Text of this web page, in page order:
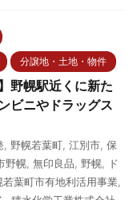
分譲地・土地・物件
野幌駅近くに新た
ビニやドラッグス
, 野幌若葉町, 江別市, 保
野幌, 無印良品, 野幌, ド
葉町市有地利活用事業,